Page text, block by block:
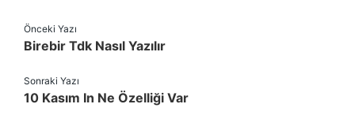
Önceki Yazı
Birebir Tdk Nasıl Yazılır
Sonraki Yazı
10 Kasım In Ne Özelliği Var